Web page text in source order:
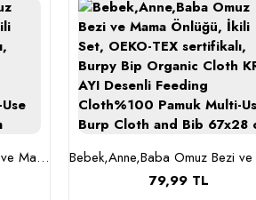
Bebek Anne Baba Omuz Bezi ve Mama Önlüğü, İkili Set, OEKO-TEX sertifikalı, Burpy Bip Organic Cloth YILDIZ Desenli Feeding Cloth%100 Pamuk Multi-Use Burp Cloth Bib 67x28 cm
79,99 TL